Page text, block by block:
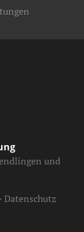
und
Datenschutz